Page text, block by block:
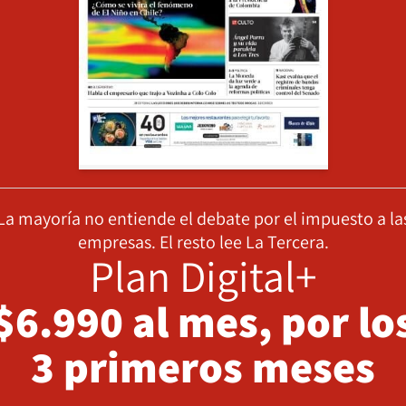
mayoría no entiende el debate por el impuesto a
empresas. El resto lee La Tercera.
Plan Digital+
al mes, por
3 primeros meses